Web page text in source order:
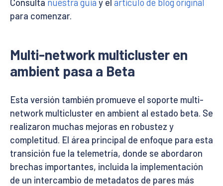
Consulta nuestra guía y el artículo de blog original
para comenzar.
Multi-network multicluster en
ambient pasa a Beta
Esta versión también promueve el soporte multi-
network multicluster en ambient al estado beta. Se
realizaron muchas mejoras en robustez y
completitud. El área principal de enfoque para esta
transición fue la telemetría, donde se abordaron
brechas importantes, incluida la implementación
de un intercambio de metadatos de pares más